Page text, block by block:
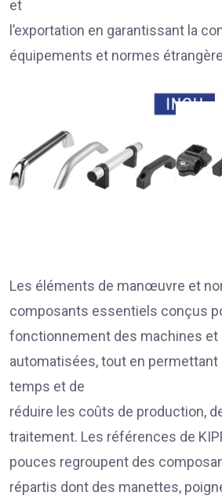
et
l’exportation en garantissant la
équipements et normes
Les éléments de manœuvre et
composants essentiels conçus
fonctionnement des machines et
automatisées, tout en permettant
temps et de
réduire les coûts de production,
traitement. Les références de
pouces regroupent des
répartis dont des manettes,